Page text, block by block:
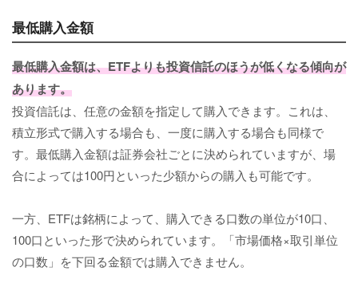
最低購入金額
最低購入金額は、ETFよりも投資信託のほうが低くなる傾向が
あります。
投資信託は、任意の金額を指定して購入できます。これは、
積立形式で購入する場合も、一度に購入する場合も同様で
す。最低購入金額は証券会社ごとに決められていますが、場
合によっては100円といった少額からの購入も可能です。
一方、ETFは銘柄によって、購入できる口数の単位が10口、
100口といった形で決められています。「市場価格×取引単位
の口数」を下回る金額では購入できません。